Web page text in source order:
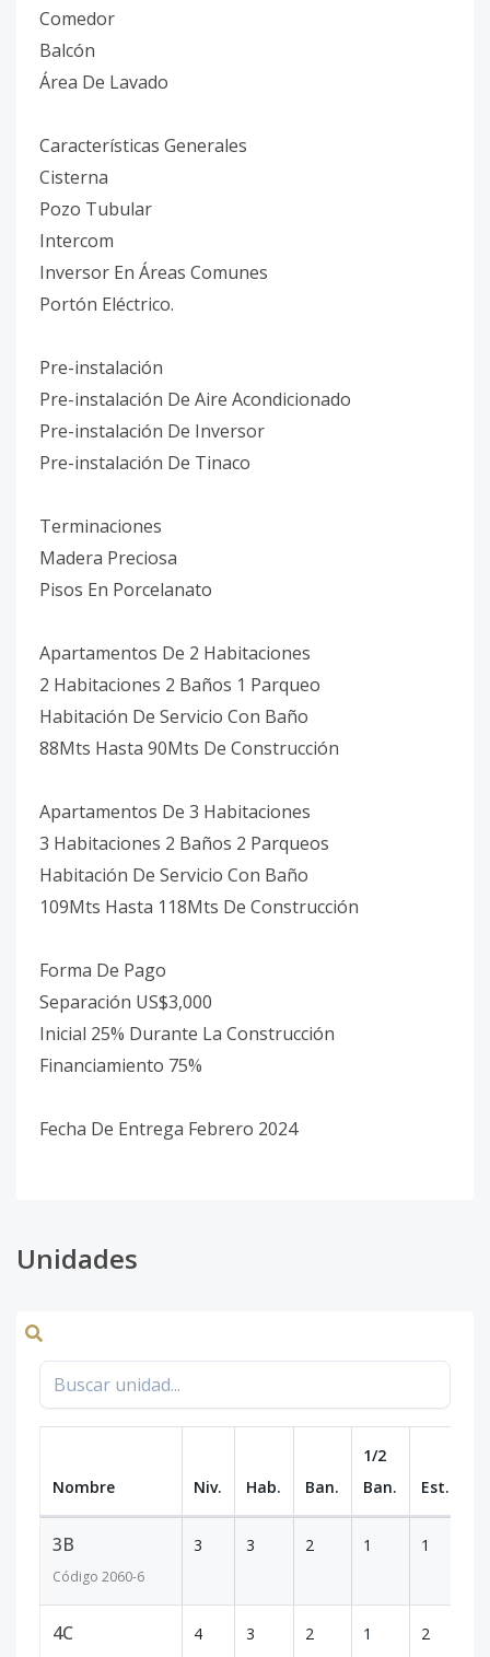
Comedor
Balcón
Área De Lavado
Características Generales
Cisterna
Pozo Tubular
Intercom
Inversor En Áreas Comunes
Portón Eléctrico.
Pre-instalación
Pre-instalación De Aire Acondicionado
Pre-instalación De Inversor
Pre-instalación De Tinaco
Terminaciones
Madera Preciosa
Pisos En Porcelanato
Apartamentos De 2 Habitaciones
2 Habitaciones 2 Baños 1 Parqueo
Habitación De Servicio Con Baño
88Mts Hasta 90Mts De Construcción
Apartamentos De 3 Habitaciones
3 Habitaciones 2 Baños 2 Parqueos
Habitación De Servicio Con Baño
109Mts Hasta 118Mts De Construcción
Forma De Pago
Separación US$3,000
Inicial 25% Durante La Construcción
Financiamiento 75%
Fecha De Entrega Febrero 2024
Unidades
Nombre Niv. Hab. Ban.
1/2
Ban.
Est.
3B
Código 2060-6
3 3 2 1 1
4C 4 3 2 1 2